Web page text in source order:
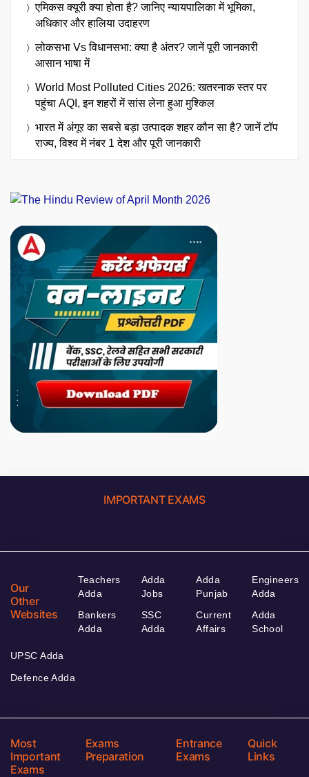
एमिकस क्यूरी क्या होता है? जानिए न्यायपालिका में भूमिका,
अधिकार और हालिया उदाहरण
लोकसभा Vs विधानसभा: क्या है अंतर? जानें पूरी जानकारी
आसान भाषा में
World Most Polluted Cities 2026: खतरनाक स्तर पर
पहुंचा AQI, इन शहरों में सांस लेना हुआ मुश्किल
भारत में अंगूर का सबसे बड़ा उत्पादक शहर कौन सा है? जानें टॉप
राज्य, विश्व में नंबर 1 देश और पूरी जानकारी
IMPORTANT EXAMS
Our
Other
Websites
Teachers
Adda
Bankers
Adda
Adda
Jobs
SSC
Adda
Adda
Punjab
Current
Affairs
Engineers
Adda
Adda
School
UPSC Adda
Defence Adda
Most
Important
Exams
Exams
Preparation
Entrance
Exams
Quick
Links